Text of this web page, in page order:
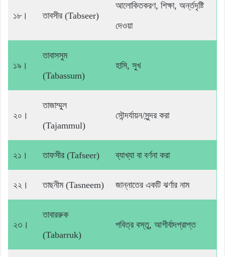
১৮। তাবসীর (Tabseer)
আলোকিতকরণ, শিক্ষা, অর্ন্তদৃষ্টি
দেওয়া
১৯।
তাবাসসুম
(Tabassum)
হাসি, সুখ
২০।
তাজাম্মুল
(Tajammul)
সৌন্দর্যায়ন/সুন্দর করা
২১। তাফসীর (Tafseer) ব্যাখ্যা বা বর্ণনা করা
২২। তাছনীম (Tasneem) জান্নাতের একটি ঝর্ণার নাম
২৩।
তাবাররুক
(Tabarruk)
পবিত্র বস্তু, আশীর্বাদপ্রাপ্ত